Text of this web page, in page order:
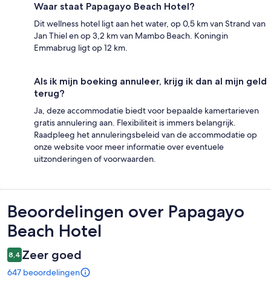
Waar staat Papagayo Beach Hotel?
Dit wellness hotel ligt aan het water, op 0,5 km van Strand van
Jan Thiel en op 3,2 km van Mambo Beach. Koningin
Emmabrug ligt op 12 km.
Als ik mijn boeking annuleer, krijg ik dan al mijn geld
terug?
Ja, deze accommodatie biedt voor bepaalde kamertarieven
gratis annulering aan. Flexibiliteit is immers belangrijk.
Raadpleeg het annuleringsbeleid van de accommodatie op
onze website voor meer informatie over eventuele
uitzonderingen of voorwaarden.
Beoordelingen
Beoordelingen over Papagayo
Beach Hotel
8,4 Zeer goed
647 beoordelingen